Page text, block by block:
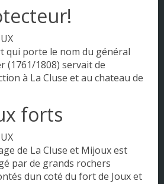
d'Azur
qui porte le nom du général
(1761/1808) servait de
à La Cluse et au chateau de
forts
de La Cluse et Mijoux est
par de grands rochers
dun coté du fort de Joux et